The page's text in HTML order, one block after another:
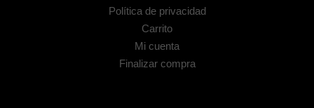
Política de privacidad
Carrito
Mi cuenta
Finalizar compra